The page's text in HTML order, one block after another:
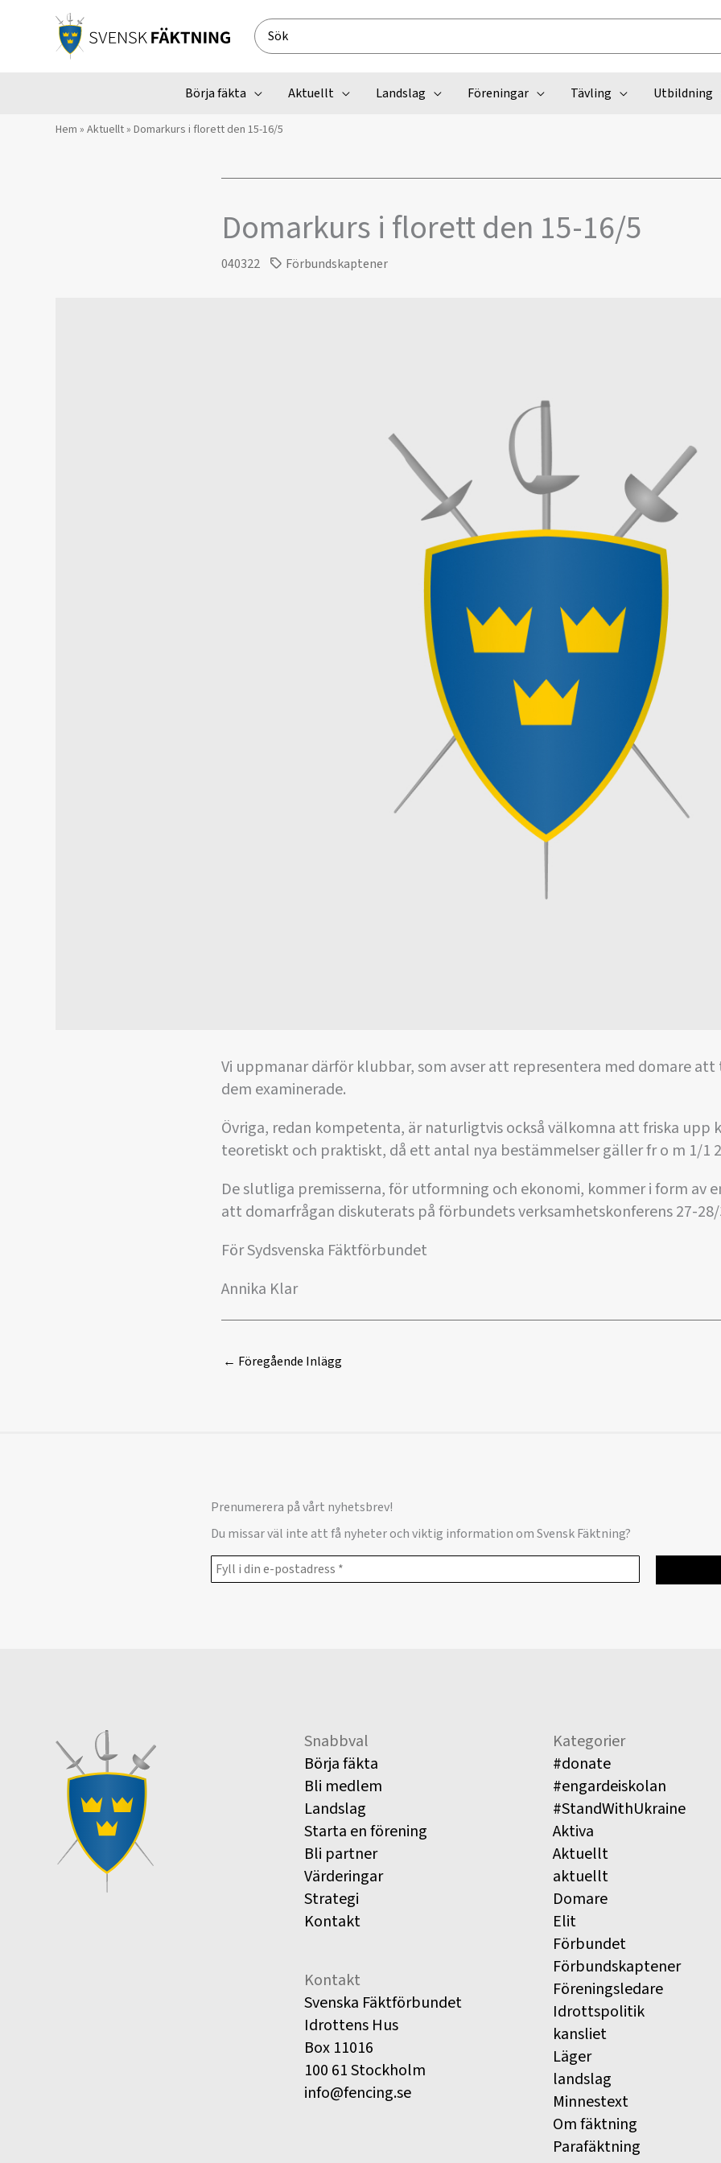
Search
for:
Börja fäkta Aktuellt Landslag Föreningar Tävling Utbildning
Hem » Aktuellt» Domarkurs i florett den 15-16/5
Domarkurs i florett den 15-16/5
040322 Förbundskaptener
Vi uppmanar därför klubbar, som avser att representera med domare att
dem examinerade.
Övriga, redan kompetenta, är naturligtvis också välkomna att friska upp
teoretiskt och praktiskt, då ett antal nya bestämmelser gäller fr o m 1/1
De slutliga premisserna, för utformning och ekonomi, kommer i form av
att domarfrågan diskuterats på förbundets verksamhetskonferens 27-28/
För Sydsvenska Fäktförbundet
Annika Klar
← Föregående Inlägg
Prenumerera på vårt nyhetsbrev!
Du missar väl inte att få nyheter och viktig information om Svensk Fäktning?
Snabbval
Börja fäkta
Bli medlem
Landslag
Starta en förening
Bli partner
Värderingar
Strategi
Kontakt
Kontakt
Svenska Fäktförbundet
Idrottens Hus
Box 11016
100 61 Stockholm
info@fencing.se
Kategorier
#donate
#engardeiskolan
#StandWithUkraine
Aktiva
Aktuellt
aktuellt
Domare
Elit
Förbundet
Förbundskaptener
Föreningsledare
Idrottspolitik
kansliet
Läger
landslag
Minnestext
Om fäktning
Parafäktning